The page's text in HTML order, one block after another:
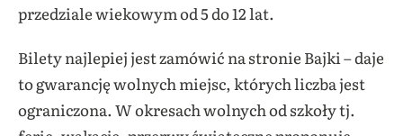
przedziale wiekowym od 5 do 12 lat.
Bilety najlepiej jest zamówić na stronie Bajki – daje
to gwarancję wolnych miejsc, których liczba jest
ograniczona. W okresach wolnych od szkoły tj.